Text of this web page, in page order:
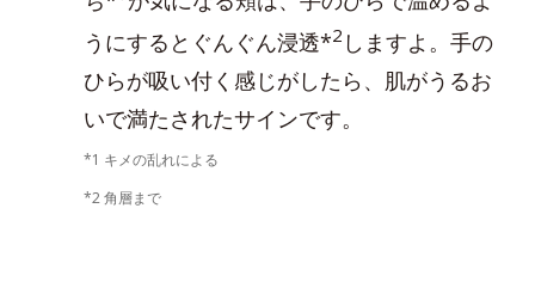
うにするとぐんぐん浸透*2 しますよ。手の
ひらが吸い付く感じがしたら、肌がうるお
いで満たされたサインです。
*1 キメの乱れによる
*2 角層まで